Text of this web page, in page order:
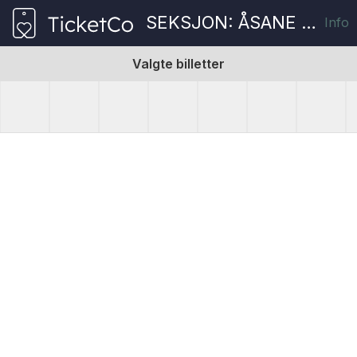
SEKSJON: ÅSANE KULTURHUS Info
Valgte billetter